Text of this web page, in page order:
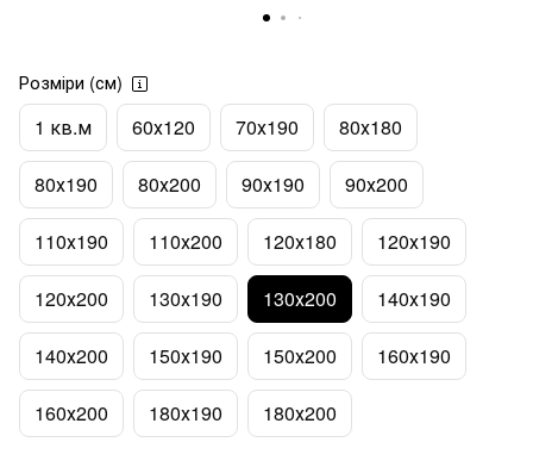
Розміри (см)
1 кв.м 60х120 70х190 80х180
80х190 80х200 90х190 90х200
110х190 110х200 120х180 120х190
120х200 130х190 130х200 140х190
140х200 150х190 150х200 160х190
160х200 180х190 180х200